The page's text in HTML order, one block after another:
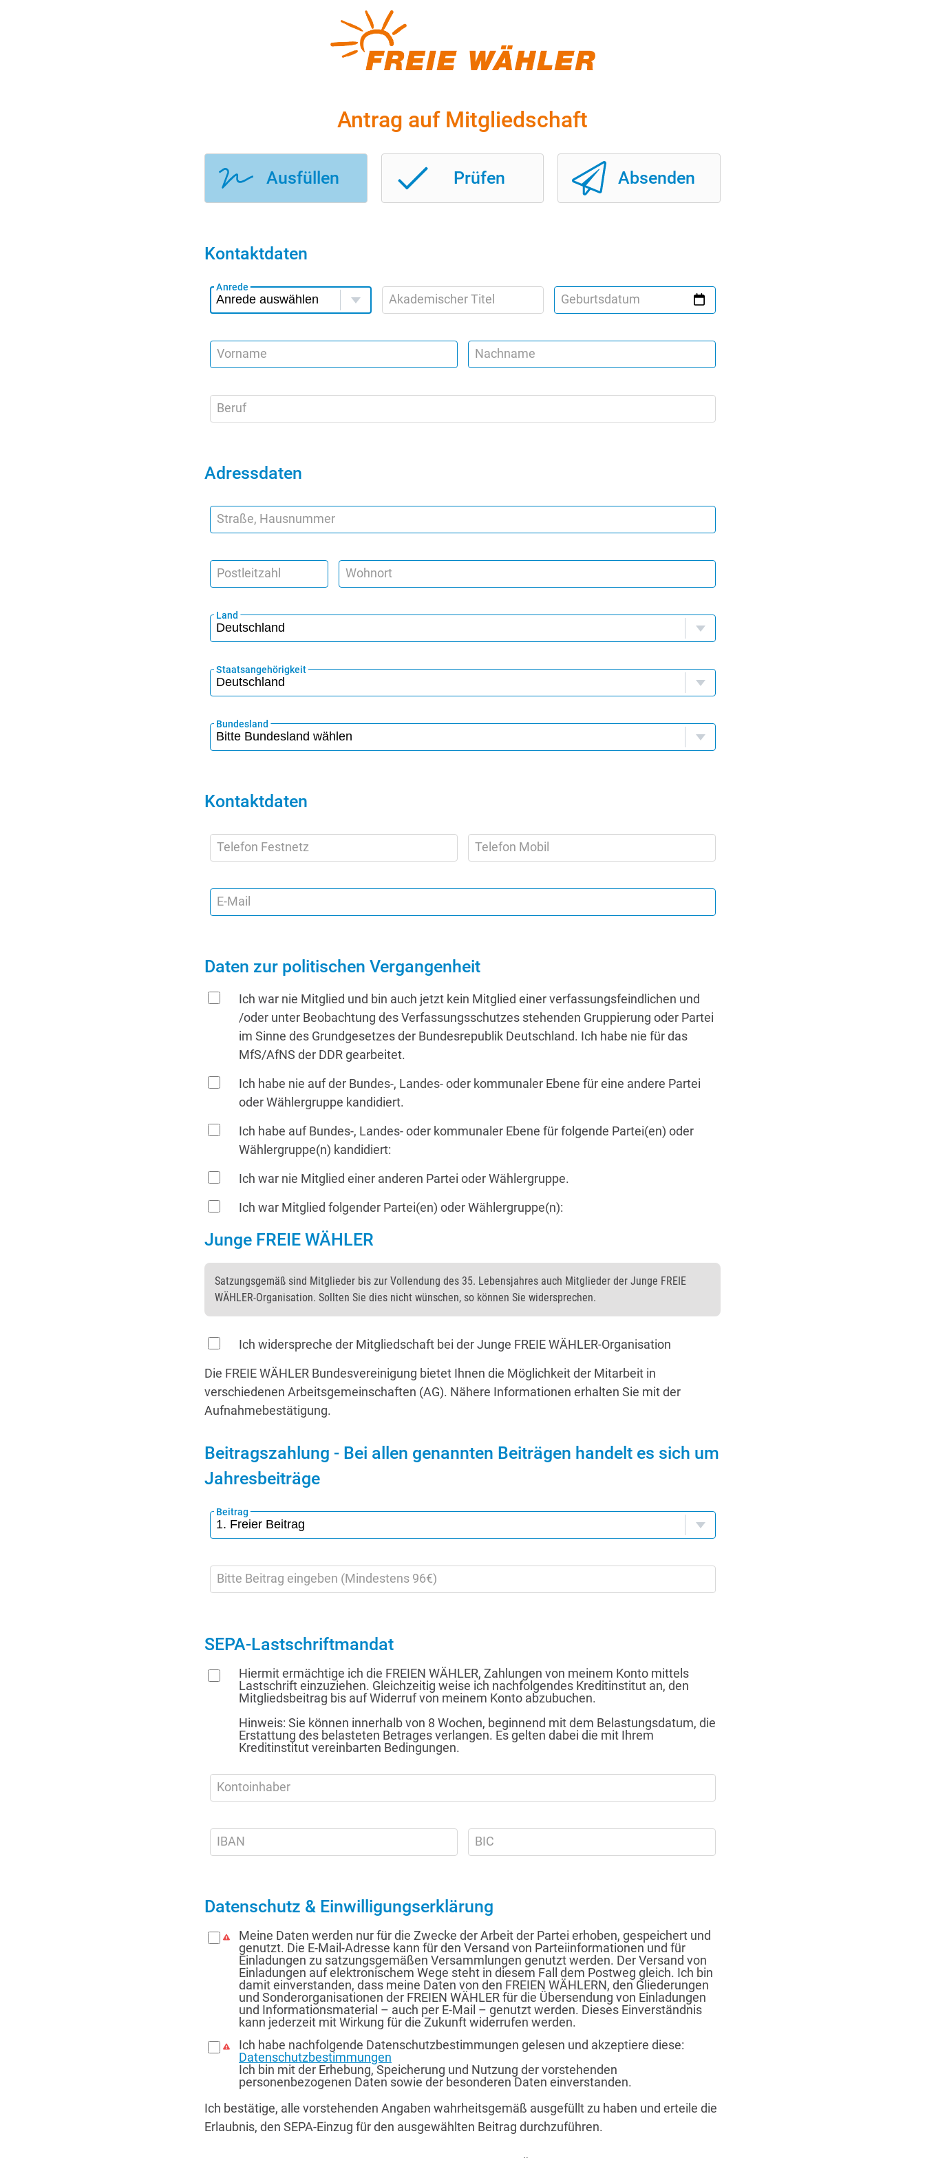
Antrag auf Mitgliedschaft
Ausfüllen Prüfen Absenden
Kontaktdaten
Anrede
Akademischer Titel Geburtsdatum
Vorname Nachname
Beruf
Adressdaten
Straße, Hausnummer
Postleitzahl Wohnort
Land
Staatsangehörigkeit
Bundesland
Kontaktdaten
Telefon Festnetz Telefon Mobil
E-Mail
Daten zur politischen Vergangenheit
Ich war nie Mitglied und bin auch jetzt kein Mitglied einer verfassungsfeindlichen und
/oder unter Beobachtung des Verfassungsschutzes stehenden Gruppierung oder Partei
im Sinne des Grundgesetzes der Bundesrepublik Deutschland. Ich habe nie für das
MfS/AfNS der DDR gearbeitet.
Ich habe nie auf der Bundes-, Landes- oder kommunaler Ebene für eine andere Partei
oder Wählergruppe kandidiert.
Ich habe auf Bundes-, Landes- oder kommunaler Ebene für folgende Partei(en) oder
Wählergruppe(n) kandidiert:
Ich war nie Mitglied einer anderen Partei oder Wählergruppe.
Ich war Mitglied folgender Partei(en) oder Wählergruppe(n):
Junge FREIE WÄHLER
Satzungsgemäß sind Mitglieder bis zur Vollendung des 35. Lebensjahres auch Mitglieder der Junge FREIE
WÄHLER-Organisation. Sollten Sie dies nicht wünschen, so können Sie widersprechen.
Ich widerspreche der Mitgliedschaft bei der Junge FREIE WÄHLER-Organisation
Die FREIE WÄHLER Bundesvereinigung bietet Ihnen die Möglichkeit der Mitarbeit in
verschiedenen Arbeitsgemeinschaften (AG). Nähere Informationen erhalten Sie mit der
Aufnahmebestätigung.
Beitragszahlung - Bei allen genannten Beiträgen handelt es sich um
Jahresbeiträge
Beitrag
Bitte Beitrag eingeben (Mindestens 96€)
SEPA-Lastschriftmandat
Hiermit ermächtige ich die FREIEN WÄHLER, Zahlungen von meinem Konto mittels
Lastschrift einzuziehen. Gleichzeitig weise ich nachfolgendes Kreditinstitut an, den
Mitgliedsbeitrag bis auf Widerruf von meinem Konto abzubuchen.
Hinweis: Sie können innerhalb von 8 Wochen, beginnend mit dem Belastungsdatum, die
Erstattung des belasteten Betrages verlangen. Es gelten dabei die mit Ihrem
Kreditinstitut vereinbarten Bedingungen.
Kontoinhaber
IBAN BIC
Datenschutz & Einwilligungserklärung
Meine Daten werden nur für die Zwecke der Arbeit der Partei erhoben, gespeichert und
genutzt. Die E-Mail-Adresse kann für den Versand von Parteiinformationen und für
Einladungen zu satzungsgemäßen Versammlungen genutzt werden. Der Versand von
Einladungen auf elektronischem Wege steht in diesem Fall dem Postweg gleich. Ich bin
damit einverstanden, dass meine Daten von den FREIEN WÄHLERN, den Gliederungen
und Sonderorganisationen der FREIEN WÄHLER für die Übersendung von Einladungen
und Informationsmaterial – auch per E-Mail – genutzt werden. Dieses Einverständnis
kann jederzeit mit Wirkung für die Zukunft widerrufen werden.
Ich habe nachfolgende Datenschutzbestimmungen gelesen und akzeptiere diese:
Datenschutzbestimmungen
Ich bin mit der Erhebung, Speicherung und Nutzung der vorstehenden
personenbezogenen Daten sowie der besonderen Daten einverstanden.
Ich bestätige, alle vorstehenden Angaben wahrheitsgemäß ausgefüllt zu haben und erteile die
Erlaubnis, den SEPA-Einzug für den ausgewählten Beitrag durchzuführen.